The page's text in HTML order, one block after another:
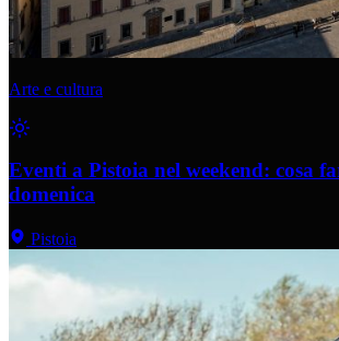
Arte e cultura
Eventi a Pistoia nel weekend: cosa
domenica
Pistoia